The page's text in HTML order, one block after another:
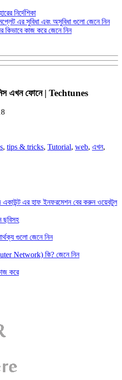
নির্দেশিকা
এর সুবিধা এবং অসুবিধা গুলো জেনে নিন
কাজ করে জেনে নিন
এখন ফোনে | Techtunes
, tips & tricks, Tutorial, web, এখন,
একাউন্ট এর হাফ ইনফরমেশন বের করুন ওয়েবটুল
ছবিসহ
গুলো জেনে নিন
Network) কি? জেনে নিন
করে